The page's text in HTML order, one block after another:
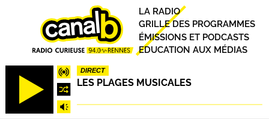
DIRECT
LES PLAGES MUSICALES
Principal
LA RADIO
GRILLE DES PROGRAMMES
ÉMISSIONS ET PODCASTS
EDUCATION AUX MÉDIAS